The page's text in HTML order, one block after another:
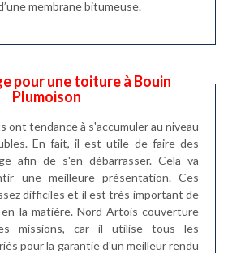
membrane bitumeuse.
pour une toiture à Bouin
Plumoison
ont tendance à s'accumuler au niveau
En fait, il est utile de faire des
afin de s'en débarrasser. Cela va
une meilleure présentation. Ces
difficiles et il est très important de
la matière. Nord Artois couverture
missions, car il utilise tous les
pour la garantie d'un meilleur rendu